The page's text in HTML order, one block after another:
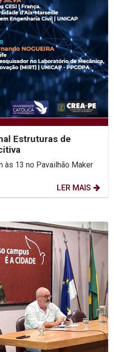
Estruturas de
às 13 no Pavailhão Maker
LER MAIS